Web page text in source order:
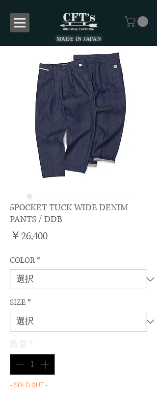
MADE IN JAPAN
5POCKET TUCK WIDE DENIM
PANTS / DDB
￥26,400価
COLOR*
SIZE*
- SOLD OUT -